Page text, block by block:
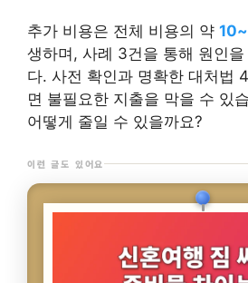
추가 비용은 전체 비용의 약
생하며, 사례 3건을 통해 원인을
다. 사전 확인과 명확한 대처법
면 불필요한 지출을 막을 수 있
어떻게 줄일 수 있을까요?
이런 글도 있어요